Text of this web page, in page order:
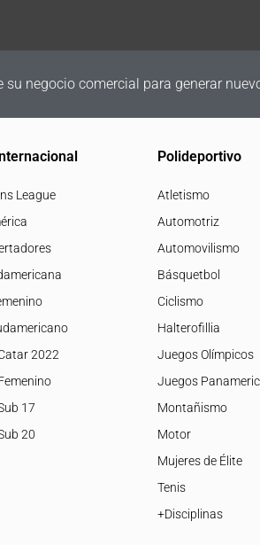
su negocio comercial para generar
League
2022
17
20
Polideportivo
Atletismo
Automotriz
Automovilismo
Básquetbol
Ciclismo
Halterofillia
Juegos Olímpicos
Juegos
Montañismo
Motor
Mujeres de Élite
Tenis
+Disciplinas